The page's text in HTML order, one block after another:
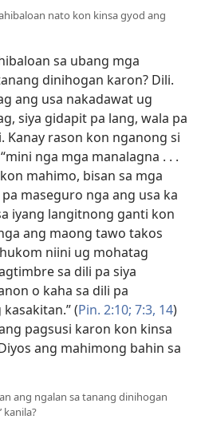
nato kon kinsa gyod ang
sa ubang mga
dinihogan karon? Dili.
ang usa nakadawat ug
siya gidapit pa lang, wala pa
Kanay rason kon nganong si
nga mga manalagna . . .
mahimo, bisan sa mga
pa maseguro nga ang usa ka
iyang langitnong ganti kon
ang maong tawo takos
niini ug mohatag
sa dili pa siya
o kaha sa dili pa
(Pin. 2:10; 7:3, 14)
pagsusi karon kon kinsa
ang mahimong bahin sa
ang ngalan sa tanang dinihogan
kanila?